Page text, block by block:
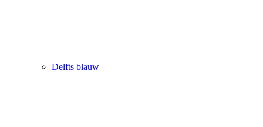
Delfts blauw